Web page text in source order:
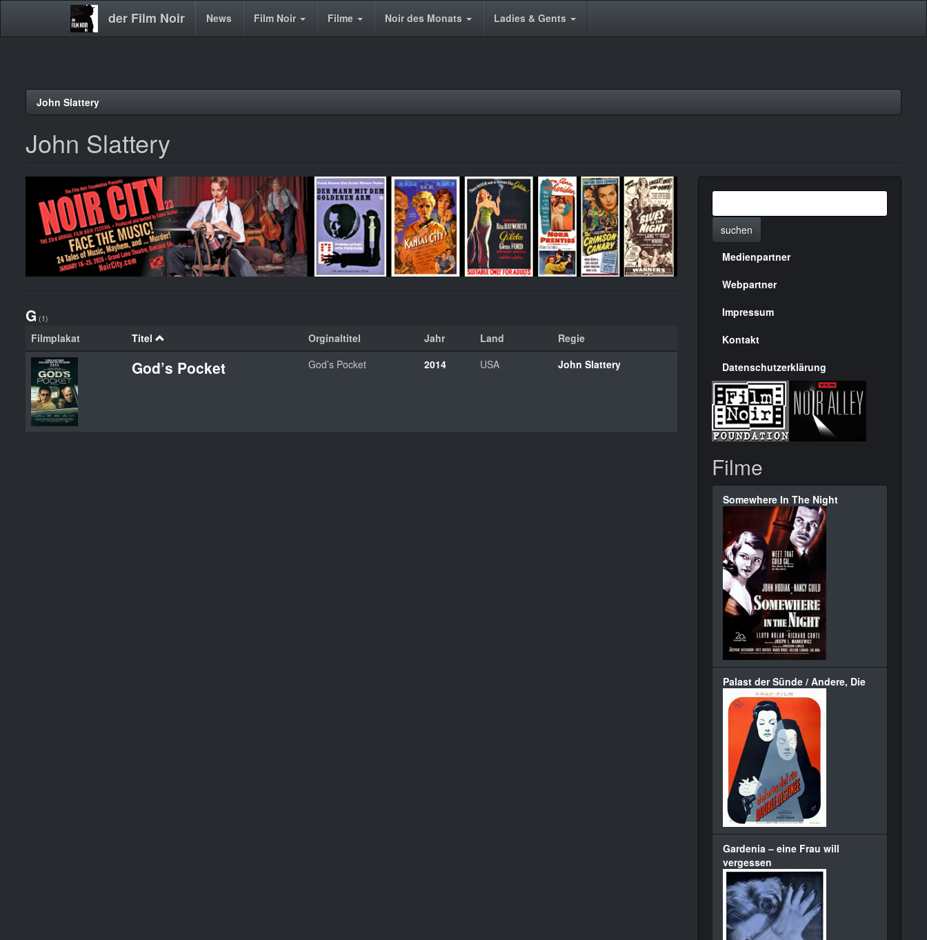
der Film Noir
Main News Film Noir Filme Noir des Monats Ladies & Gents
John Slattery
John Slattery
G (1)
Filmplakat Titel Orginaltitel Jahr Land Regie
God’s Pocket God’s Pocket 2014 USA John Slattery
suchen
Menülinks
rechte
Seite
Medienpartner
Webpartner
Impressum
Kontakt
Datenschutzerklärung
Filme
Somewhere In The Night
Palast der Sünde / Andere, Die
Gardenia – eine Frau will
vergessen